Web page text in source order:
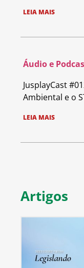
LEIA MAIS
Áudio e
JusplayCast
Ambiental e o
LEIA MAIS
Artigos